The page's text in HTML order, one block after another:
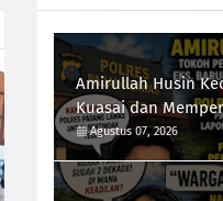
Amirullah Husin
Kuasai dan
Lahan Negara,
Lawas Tindak
Agustus 07, 2026